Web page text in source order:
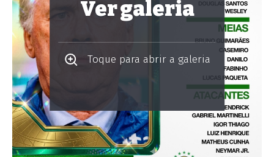
Ver galeria
Toque para abrir a galeria